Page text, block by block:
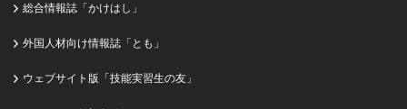
総合情報誌「かけはし」
外国人材向け情報誌「とも」
ウェブサイト版「技能実習生の友」